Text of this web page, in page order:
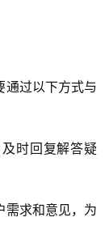
通过以下方式与
时回复解答疑
需求和意见，为